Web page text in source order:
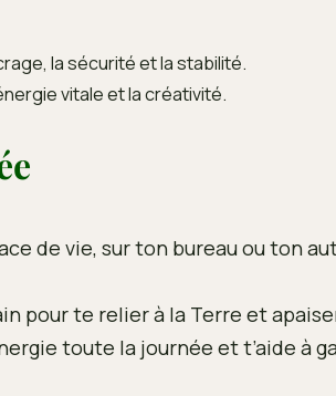
la sécurité et la stabilité.
vitale et la créativité.
de vie, sur ton bureau ou ton
pour te relier à la Terre et
toute la journée et t’aide à